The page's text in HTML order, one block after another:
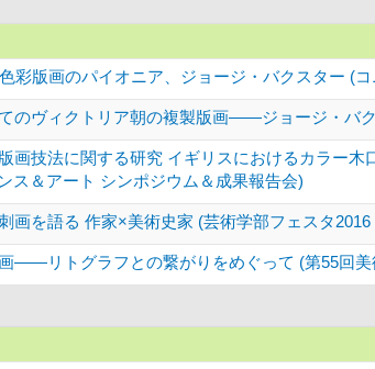
彩版画のパイオニア、ジョージ・バクスター (
てのヴィクトリア朝の複製版画――ジョージ・バ
画技法に関する研究 イギリスにおけるカラー
ス＆アート シンポジウム＆成果報告会)
画を語る 作家×美術史家 (芸術学部フェスタ
――リトグラフとの繋がりをめぐって (第55回